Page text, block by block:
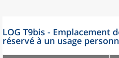
LOG T9bis - Emplacement
réservé à un usage